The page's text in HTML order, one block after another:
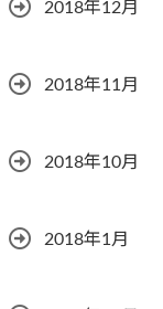
2018年12月
2018年11月
2018年10月
2018年1月